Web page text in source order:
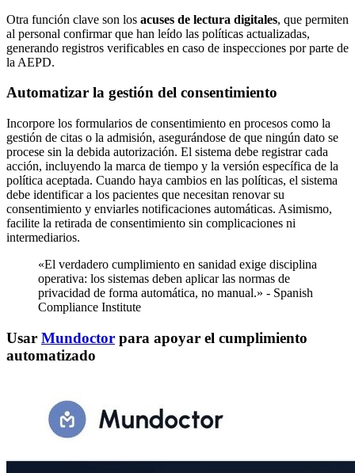
Otra función clave son los acuses de lectura digitales, que permiten
al personal confirmar que han leído las políticas actualizadas,
generando registros verificables en caso de inspecciones por parte de
la AEPD.
Automatizar la gestión del consentimiento
Incorpore los formularios de consentimiento en procesos como la
gestión de citas o la admisión, asegurándose de que ningún dato se
procese sin la debida autorización. El sistema debe registrar cada
acción, incluyendo la marca de tiempo y la versión específica de la
política aceptada. Cuando haya cambios en las políticas, el sistema
debe identificar a los pacientes que necesitan renovar su
consentimiento y enviarles notificaciones automáticas. Asimismo,
facilite la retirada de consentimiento sin complicaciones ni
intermediarios.
«El verdadero cumplimiento en sanidad exige disciplina
operativa: los sistemas deben aplicar las normas de
privacidad de forma automática, no manual.» - Spanish
Compliance Institute
Usar Mundoctor para apoyar el cumplimiento
automatizado